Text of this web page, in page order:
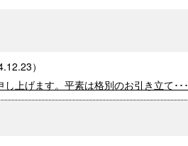
）
上げます。平素は格別のお引き立て･･･